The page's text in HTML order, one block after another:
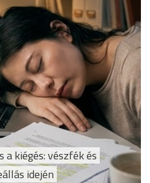
a kiégés: vészfék és
idején